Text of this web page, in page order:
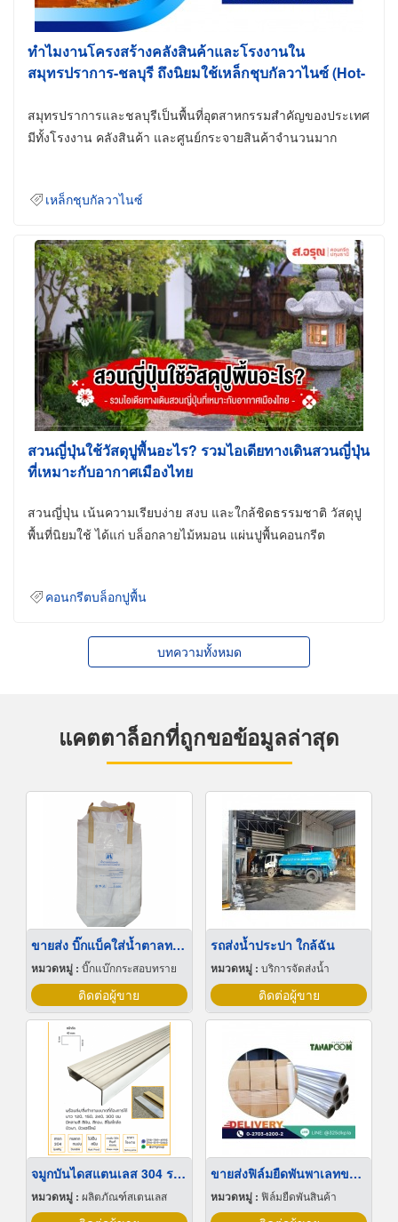
ทำไมงานโครงสร้างคลังสินค้าและโรงงานใน
สมุทรปราการ-ชลบุรี ถึงนิยมใช้เหล็กชุบกัลวาไนซ์ (Hot-
สมุทรปราการและชลบุรีเป็นพื้นที่อุตสาหกรรมสำคัญของประเทศ
มีทั้งโรงงาน คลังสินค้า และศูนย์กระจายสินค้าจำนวนมาก
เหล็กชุบกัลวาไนซ์
สวนญี่ปุ่นใช้วัสดุปูพื้นอะไร? รวมไอเดียทางเดินสวนญี่ปุ่น
ที่เหมาะกับอากาศเมืองไทย
สวนญี่ปุ่น เน้นความเรียบง่าย สงบ และใกล้ชิดธรรมชาติ วัสดุปู
พื้นที่นิยมใช้ ได้แก่ บล็อกลายไม้หมอน แผ่นปูพื้นคอนกรีต
คอนกรีตบล็อกปูพื้น
บทความทั้งหมด
แคตตาล็อกที่ถูกขอข้อมูลล่าสุด
ขายส่ง บิ๊กแบ็คใส่น้ำตาลทราย สมุทรปราการ
หมวดหมู่ : บิ๊กแบ๊กกระสอบทราย
ติดต่อผู้ขาย
รถส่งน้ำประปา ใกล้ฉัน
หมวดหมู่ : บริการจัดส่งน้ำ
ติดต่อผู้ขาย
จมูกบันไดสแตนเลส 304 ราคาโรงงาน
หมวดหมู่ : ผลิตภัณฑ์สเตนเลส
ขายส่งฟิล์มยืดพันพาเลทขนาดพันด้วยมือ Hand wrap
หมวดหมู่ : ฟิล์มยืดพันสินค้า